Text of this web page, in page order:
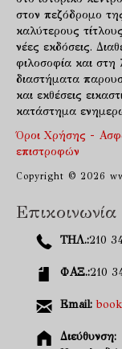
στον πεζόδρομο
καλύτερους
νέες εκδόσεις.
φιλοσοφία και στη
διαστήματα
και εκθέσεις
κατάστημα
Όροι Χρήσης -
επιστροφών
Copyright © 2026
Επικοινωνία
ΤΗΛ.:210
ΦΑΞ.:210
Email:
Διεύθυνση: